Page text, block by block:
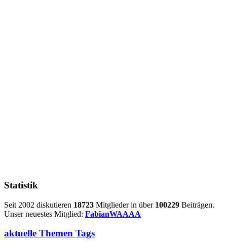
Statistik
Seit 2002 diskutieren 18723 Mitglieder in über 100229 Beiträgen.
Unser neuestes Mitglied: FabianWAAAA
aktuelle Themen Tags